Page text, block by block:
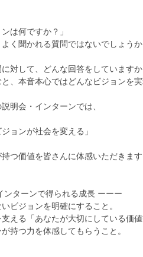
は何ですか？」
く聞かれる質問ではないでしょうか
対して、どんな回答をしていますか
、本音本心ではどんなビジョンを
明会・インターンでは、
ョンが社会を変える」
つ価値を皆さんに体感いただきます
ンターンで得られる成長 ーーー
ビジョンを明確にすること。
支える「あなたが大切にしている価
持つ力を体感してもらうこと。